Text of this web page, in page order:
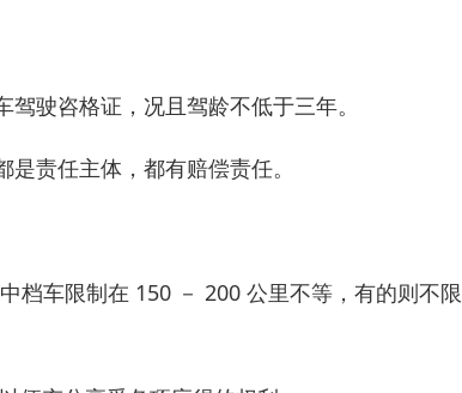
驶咨格证，况且驾龄不低于三年。
责任主体，都有赔偿责任。
档车限制在 150 － 200 公里不等，有的则不